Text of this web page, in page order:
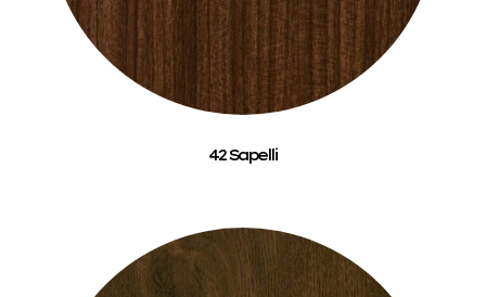
42 Sapelli